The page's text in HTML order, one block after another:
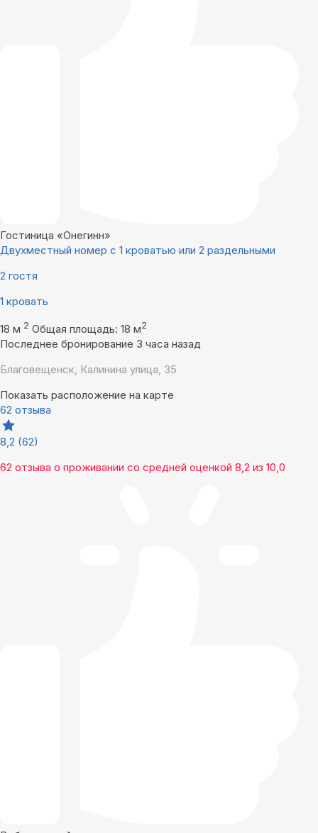
Гостиница «Онегинн»
Двухместный номер с 1 кроватью или 2 раздельными
2 гостя
1 кровать
18 м 2 Общая площадь: 18 м2
Последнее бронирование 3 часа назад
Благовещенск, Калинина улица, 35
Показать расположение на карте
62 отзыва
8,2 (62)
62 отзыва о проживании со средней оценкой 8,2 из 10,0